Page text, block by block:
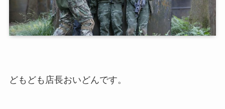
どもども店長おいどんです。